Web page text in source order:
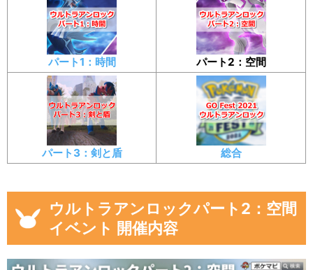
パート1：時間 パート2：空間
パート3：剣と盾 総合
ウルトラアンロックパート2：空間
イベント 開催内容